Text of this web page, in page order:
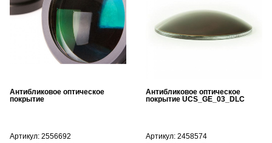
Антибликовое оптическое
покрытие
Артикул: 2556692
Антибликовое оптическое
покрытие UCS_GE_03_DLC
Артикул: 2458574